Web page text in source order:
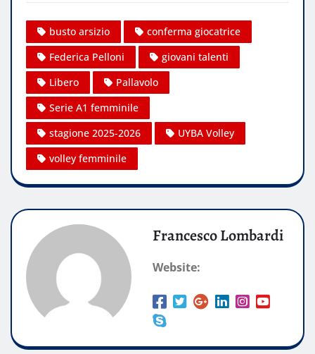
busto arsizio
conferma giocatrice
Federica Pelloni
giovani talenti
Libero
Pallavolo
Serie A1 femminile
stagione 2025-2026
UYBA Volley
volley femminile
Francesco Lombardi
Website: